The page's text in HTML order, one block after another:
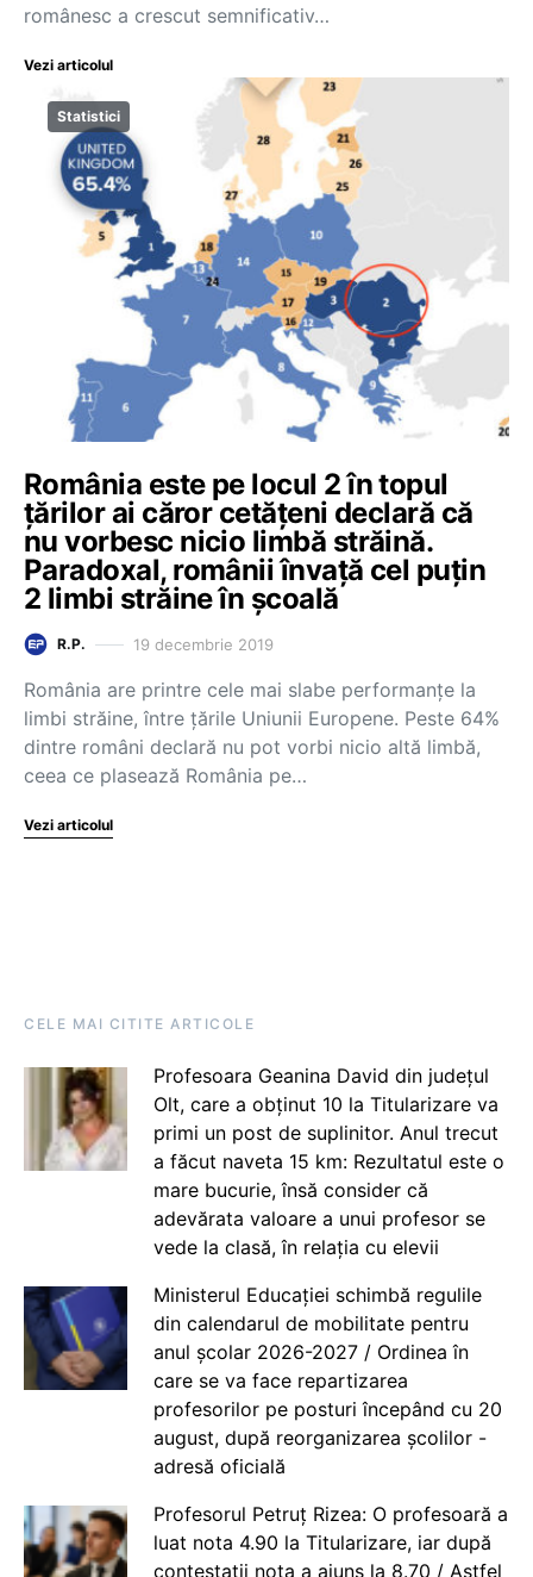
românesc a crescut semnificativ…
Vezi articolul
Statistici
România este pe locul 2 în topul
țărilor ai căror cetățeni declară că
nu vorbesc nicio limbă străină.
Paradoxal, românii învață cel puțin
2 limbi străine în școală
R.P. 19 decembrie 2019
România are printre cele mai slabe performanțe la
limbi străine, între țările Uniunii Europene. Peste 64%
dintre români declară nu pot vorbi nicio altă limbă,
ceea ce plasează România pe…
Vezi articolul
CELE MAI CITITE ARTICOLE
Profesoara Geanina David din județul
Olt, care a obținut 10 la Titularizare va
primi un post de suplinitor. Anul trecut
a făcut naveta 15 km: Rezultatul este o
mare bucurie, însă consider că
adevărata valoare a unui profesor se
vede la clasă, în relația cu elevii
Ministerul Educației schimbă regulile
din calendarul de mobilitate pentru
anul școlar 2026-2027 / Ordinea în
care se va face repartizarea
profesorilor pe posturi începând cu 20
august, după reorganizarea școlilor -
adresă oficială
Profesorul Petruț Rizea: O profesoară a
luat nota 4.90 la Titularizare, iar după
contestații nota a ajuns la 8.70 / Astfel